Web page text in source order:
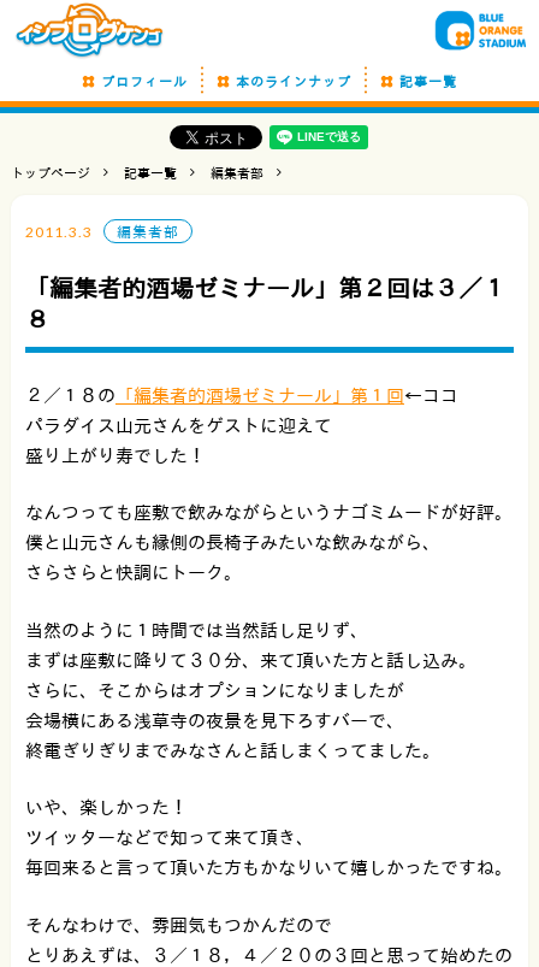
プロフィール 本のラインナップ 記事一覧
トップページ 記事一覧 編集者部
2011.3.3 編集者部
「編集者的酒場ゼミナール」第２回は３／１
８
２／１８の 「編集者的酒場ゼミナール」第１回←ココ
パラダイス山元さんをゲストに迎えて
盛り上がり寿でした！
なんつっても座敷で飲みながらというナゴミムードが好評。
僕と山元さんも縁側の長椅子みたいな飲みながら、
さらさらと快調にトーク。
当然のように１時間では当然話し足りず、
まずは座敷に降りて３０分、来て頂いた方と話し込み。
さらに、そこからはオプションになりましたが
会場横にある浅草寺の夜景を見下ろすバーで、
終電ぎりぎりまでみなさんと話しまくってました。
いや、楽しかった！
ツイッターなどで知って来て頂き、
毎回来ると言って頂いた方もかなりいて嬉しかったですね。
そんなわけで、雰囲気もつかんだので
とりあえずは、３／１８，４／２０の３回と思って始めたの